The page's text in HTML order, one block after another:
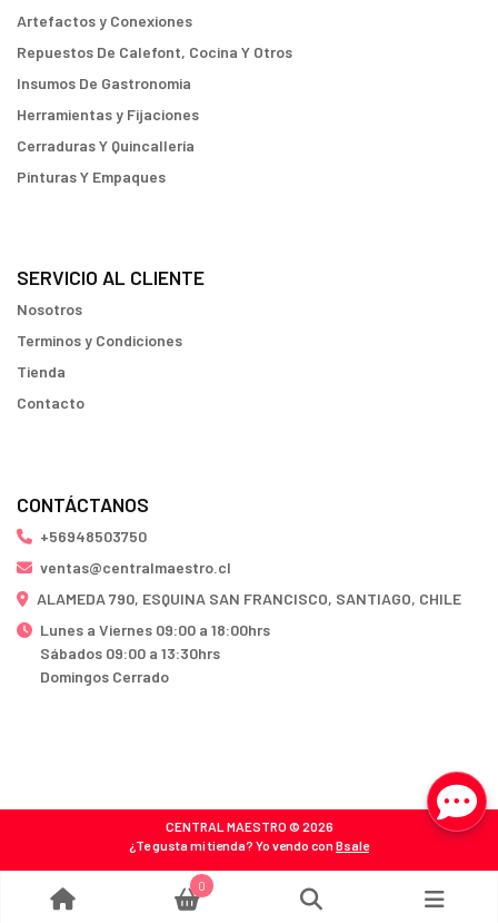
Artefactos y Conexiones
Repuestos De Calefont, Cocina Y Otros
Insumos De Gastronomia
Herramientas y Fijaciones
Cerraduras Y Quincallería
Pinturas Y Empaques
SERVICIO AL CLIENTE
Nosotros
Terminos y Condiciones
Tienda
Contacto
CONTÁCTANOS
+56948503750
ventas@centralmaestro.cl
ALAMEDA 790, ESQUINA SAN FRANCISCO, SANTIAGO, CHILE
Lunes a Viernes 09:00 a 18:00hrs
Sábados 09:00 a 13:30hrs
Domingos Cerrado
CENTRAL MAESTRO © 2026
¿Te gusta mi tienda? Yo vendo conBsale
0